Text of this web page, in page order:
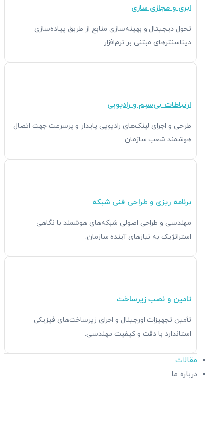
ابری و مجازی سازی
تحول دیجیتال و بهینه‌سازی منابع از طریق پیاده‌سازی
دیتاسنترهای مبتنی بر نرم‌افزار.
ارتباطات بی‌سیم و رادیویی
طراحی و اجرای لینک‌های رادیویی پایدار و پرسرعت جهت اتصال
هوشمند شعب سازمان.
برنامه ریزی و طراحی فنی شبکه
مهندسی و طراحی اصولی شبکه‌های هوشمند با نگاهی
استراتژیک به نیازهای آینده سازمان.
تامین و نصب زیرساخت
تأمین تجهیزات اورجینال و اجرای زیرساخت‌های فیزیکی
استاندارد با دقت و کیفیت مهندسی.
مقالات
درباره ما